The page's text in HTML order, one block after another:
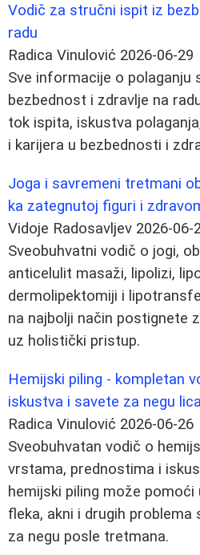
Vodič za stručni ispit iz
radu
Radica Vinulović 2026-06-29
Sve informacije o polaganju
bezbednost i zdravlje na
tok ispita, iskustva
i karijera u bezbednosti i
Joga i savremeni tretmani
ka zategnutoj figuri i
Vidoje Radosavljev 2026-06-
Sveobuhvatni vodič o jogi,
anticelulit masaži, lipolizi,
dermolipektomiji i
na najbolji način postignete
uz holistički pristup.
Hemijski piling - kompletan
iskustva i savete za negu lica
Radica Vinulović 2026-06-26
Sveobuhvatan vodič o
vrstama, prednostima i
hemijski piling može pomoći
fleka, akni i drugih
za negu posle tretmana.